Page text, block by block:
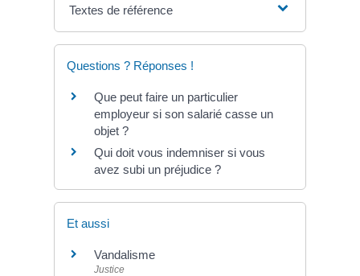
Textes de référence
Questions ? Réponses !
Que peut faire un particulier
employeur si son salarié casse un
objet ?
Qui doit vous indemniser si vous
avez subi un préjudice ?
Et aussi
Vandalisme
Justice